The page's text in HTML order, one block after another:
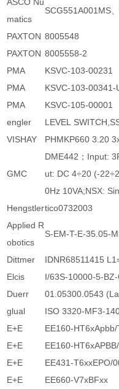
matics
SCG551A001MS
PAXTON 8005548
PAXTON 8005558-2
PMA
KSVC-103-00231
PMA
KSVC-103-00341-
PMA
KSVC-105-00001
engler
LEVEL
VISHAY
PHMKP660 3.20
GMC
DME442；Input:
ut: DC 4÷20 (-
0Hz 10VA;NSX:
Hengstlertico0732003
Applied R
obotics
S-EM-T-E-35.05-
Dittmer
IDNR68511415
Elcis
I/63S-10000-5-
Duerr
01.05300.0543
glual
ISO 3320-MF3-
E+E
EE160-
E+E
EE160-
E+E
EE431-T6xxEPO/
E+E
EE660-V7xBFxx